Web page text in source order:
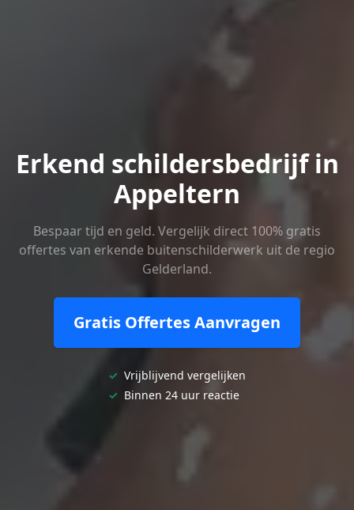
Erkend schildersbedrijf in
Appeltern
Bespaar tijd en geld. Vergelijk direct 100% gratis
offertes van erkende buitenschilderwerk uit de regio
Gelderland.
Gratis Offertes Aanvragen
✓ Vrijblijvend vergelijken
✓ Binnen 24 uur reactie